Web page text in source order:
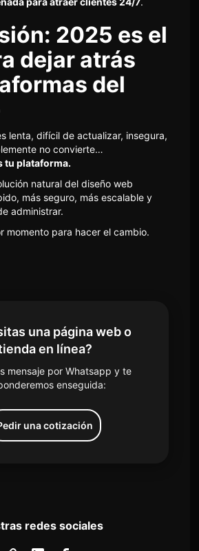
2025 es el
dejar atrás
del
lenta, difícil de actualizar, insegura,
no convierte…
tu plataforma.
natural del diseño web
más seguro, más escalable y
administrar.
momento para hacer el cambio.
una página web o
en línea?
mensaje por Whatsapp y te
enseguida:
una cotización
redes sociales